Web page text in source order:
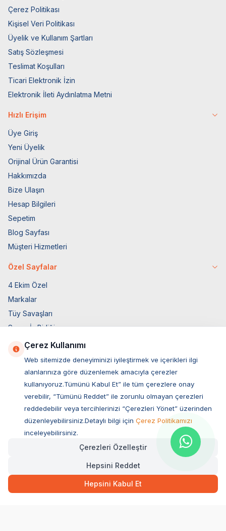
Çerez Politikası
Kişisel Veri Politikası
Üyelik ve Kullanım Şartları
Satış Sözleşmesi
Teslimat Koşulları
Ticari Elektronik İzin
Elektronik İleti Aydınlatma Metni
Hızlı Erişim
Üye Giriş
Yeni Üyelik
Orijinal Ürün Garantisi
Hakkımızda
Bize Ulaşın
Hesap Bilgileri
Sepetim
Blog Sayfası
Müşteri Hizmetleri
Özel Sayfalar
4 Ekim Özel
Markalar
Tüy Savaşları
Socar İş Birliği
İyzico İş Birliği
Mobil Uygulama
Müşteri Hizmetleri
Çerez Kullanımı
Web sitemizde deneyiminizi iyileştirmek ve içerikleri ilgi
alanlarınıza göre düzenlemek amacıyla çerezler
kullanıyoruz.Tümünü Kabul Et” ile tüm çerezlere onay
verebilir, “Tümünü Reddet” ile zorunlu olmayan çerezleri
reddedebilir veya tercihlerinizi “Çerezleri Yönet” üzerinden
düzenleyebilirsiniz.Detaylı bilgi için Çerez Politikamızı
inceleyebilirsiniz.
Çerezleri Özelleştir
Hepsini Reddet
Hepsini Kabul Et